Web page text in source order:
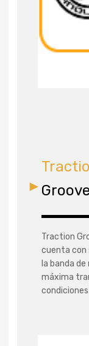
Traction
cuenta con
la banda
máxima